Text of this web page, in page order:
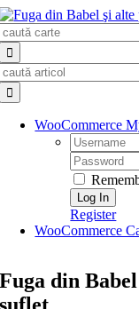
Skip
to
content
WooCommerce
Username:
Password:
Register
WooCommerce
Fuga din